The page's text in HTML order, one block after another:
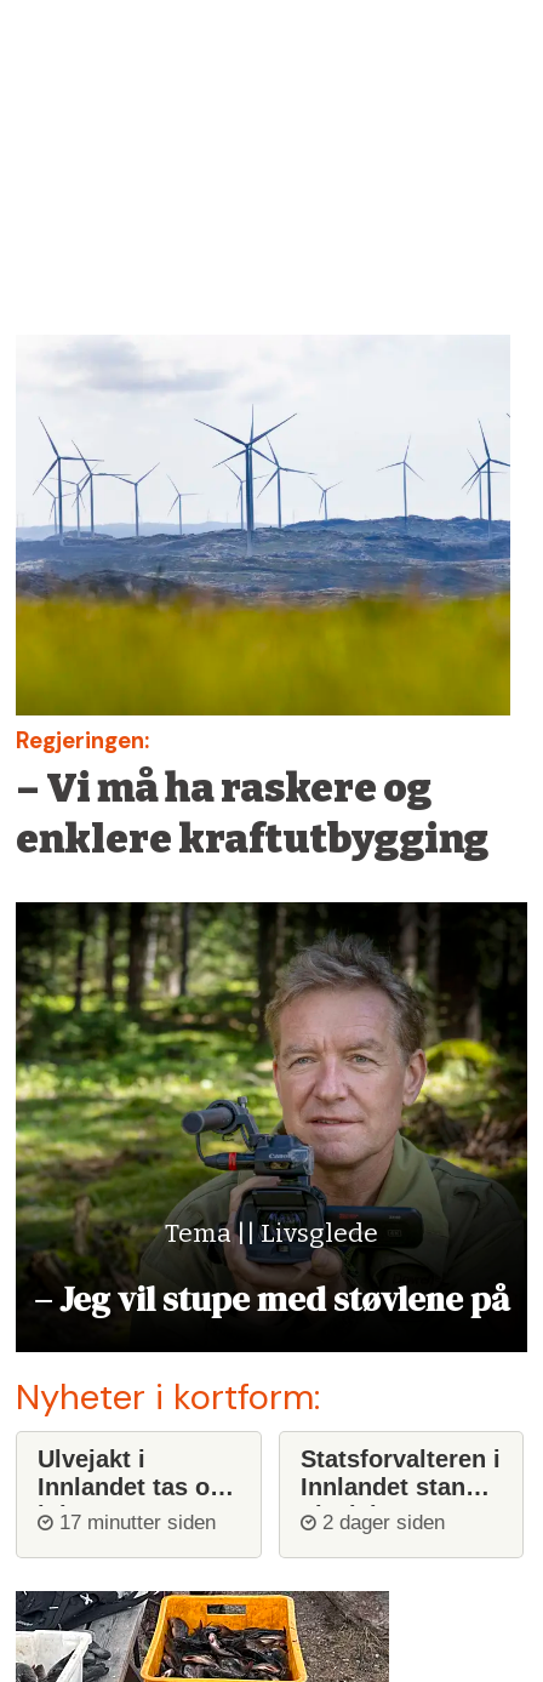
Regjeringen:
– Vi må ha raskere og
enklere kraftutbygging
Tema || Livsglede
– Jeg vil stupe med støvlene på
Nyheter i kortform:
Ulvejakt i
Innlandet tas opp
igjen
17 minutter siden
Statsforvalteren i
Innlandet stanser
ulvejakt
2 dager siden